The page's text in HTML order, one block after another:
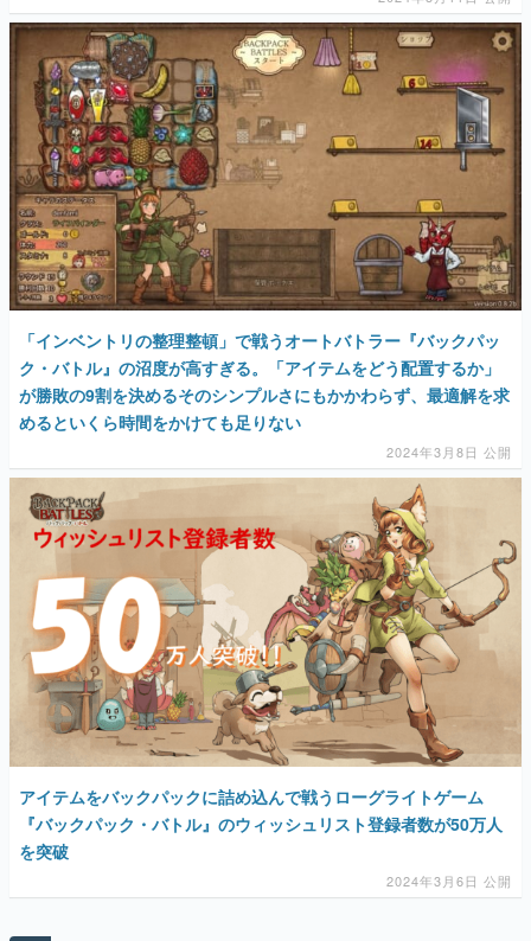
「インベントリの整理整頓」で戦うオートバトラー『バックパッ
ク・バトル』の沼度が高すぎる。「アイテムをどう配置するか」
が勝敗の9割を決めるそのシンプルさにもかかわらず、最適解を求
めるといくら時間をかけても足りない
2024年3月8日 公開
アイテムをバックパックに詰め込んで戦うローグライトゲーム
『バックパック・バトル』のウィッシュリスト登録者数が50万人
を突破
2024年3月6日 公開